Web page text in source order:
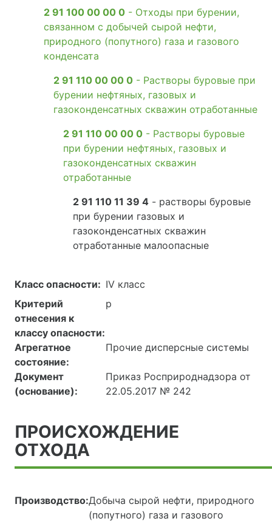
2 91 100 00 00 0 - Отходы при бурении,
связанном с добычей сырой нефти,
природного (попутного) газа и газового
конденсата
2 91 110 00 00 0 - Растворы буровые при
бурении нефтяных, газовых и
газоконденсатных скважин отработанные
2 91 110 00 00 0 - Растворы буровые
при бурении нефтяных, газовых и
газоконденсатных скважин
отработанные
2 91 110 11 39 4 - растворы буровые
при бурении газовых и
газоконденсатных скважин
отработанные малоопасные
Класс опасности: IV класс
Критерий
отнесения к
классу опасности:
р
Агрегатное
состояние:
Прочие дисперсные системы
Документ
(основание):
Приказ Росприроднадзора от
22.05.2017 № 242
ПРОИСХОЖДЕНИЕ
ОТХОДА
Производство:Добыча сырой нефти, природного
(попутного) газа и газового